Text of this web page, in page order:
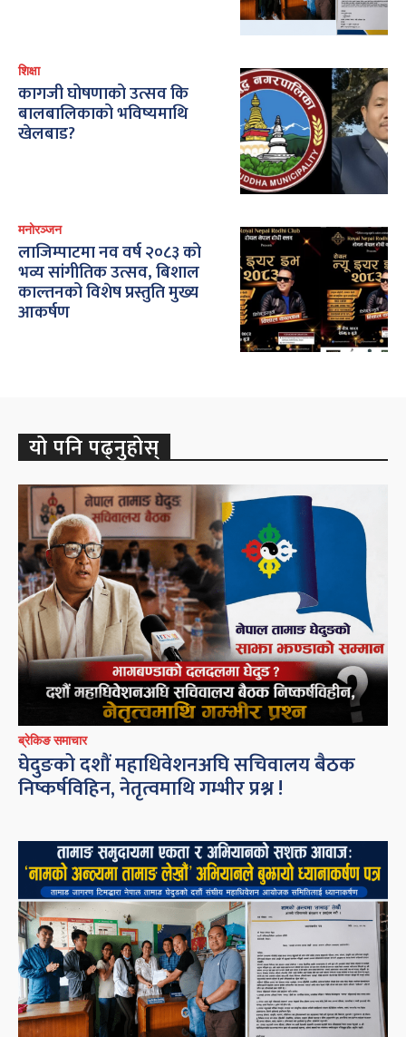
शिक्षा
कागजी घोषणाको उत्सव कि
बालबालिकाको भविष्यमाथि
खेलबाड?
मनोरञ्जन
लाजिम्पाटमा नव वर्ष २०८३ को
भव्य सांगीतिक उत्सव, बिशाल
काल्तनको विशेष प्रस्तुति मुख्य
आकर्षण
यो पनि पढ्नुहोस्
ब्रेकिङ समाचार
घेदुङको दशौं महाधिवेशनअघि सचिवालय बैठक
निष्कर्षविहिन, नेतृत्वमाथि गम्भीर प्रश्न !